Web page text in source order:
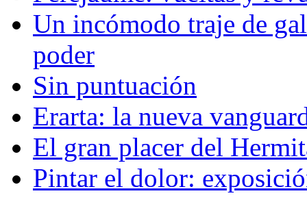
Un incómodo traje de
poder
Sin puntuación
Erarta: la nueva
El gran placer del
Pintar el dolor: